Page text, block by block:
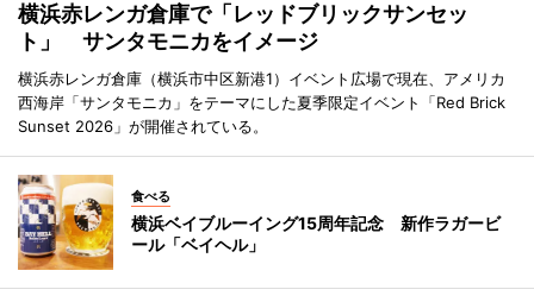
横浜赤レンガ倉庫で「レッドブリックサンセッ
ト」 サンタモニカをイメージ
横浜赤レンガ倉庫（横浜市中区新港1）イベント広場で現在、アメリカ
西海岸「サンタモニカ」をテーマにした夏季限定イベント「Red Brick
Sunset 2026」が開催されている。
食べる
横浜ベイブルーイング15周年記念 新作ラガービ
ール「ベイヘル」